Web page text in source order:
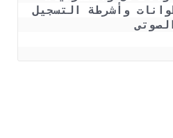
والمنلوجات والاسطوانات وأشرطة التسجيل
الصوتى